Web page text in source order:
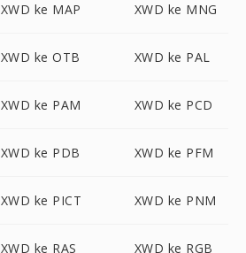
XWD ke MAP XWD ke MNG
XWD ke OTB XWD ke PAL
XWD ke PAM XWD ke PCD
XWD ke PDB XWD ke PFM
XWD ke PICT XWD ke PNM
XWD ke RAS XWD ke RGB